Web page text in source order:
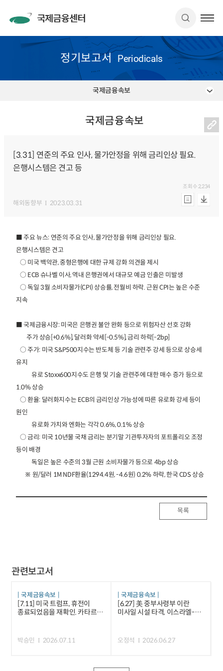
정기보고서 Periodicals
국제금융속보
국제금융속보
[3.31] 연준의 주요 인사, 물가안정을 위해 금리인상 필요.
은행시스템은 견고 등
해외동향부 2023.03.31
조회수2,234
■ 주요 뉴스: 연준의 주요 인사, 물가안정을 위해 금리인상 필요.
은행시스템은 견고
○ 미국 백악관, 중형은행에 대한 규제 강화 의견을 제시
○ ECB 슈나벨 이사, 역내 은행권에서 대규모 예금 인출은 미발생
○ 독일 3월 소비자물가(CPI) 상승률, 전월비 하락. 근원 CPI는 높은 수준
지속
■ 국제금융시장: 미국은 은행권 불안 완화 등으로 위험자산 선호 강화
주가 상승[+0.6%], 달러화 약세[-0.5%], 금리 하락[-2bp]
○ 주가: 미국 S&P500지수는 반도체 등 기술 관련주 강세 등으로 상승세
유지
유로 Stoxx600지수도 은행 및 기술 관련주에 대한 매수 증가 등으로
1.0% 상승
○ 환율: 달러화지수는 ECB의 금리인상 가능성에 따른 유로화 강세 등이
원인
유로화 가치와 엔화는 각각 0.6%, 0.1% 상승
○ 금리: 미국 10년물 국채 금리는 분기말 기관투자자의 포트폴리오 조정
등이 배경
독일은 높은 수준의 3월 근원 소비자물가 등으로 4bp 상승
※ 원/달러 1M NDF환율(1294.4원, -4.6원) 0.2% 하락, 한국 CDS 상승
목록
관련보고서
국제금융속보
[7.11] 미국 트럼프, 휴전이
종료되었음을 재확인. 카타르 등
박승민 2026.07.11
국제금융속보
[6.27] 美 중부사령부 이란
미사일 시설 타격, 이스라엘-
오정석 2026.06.27